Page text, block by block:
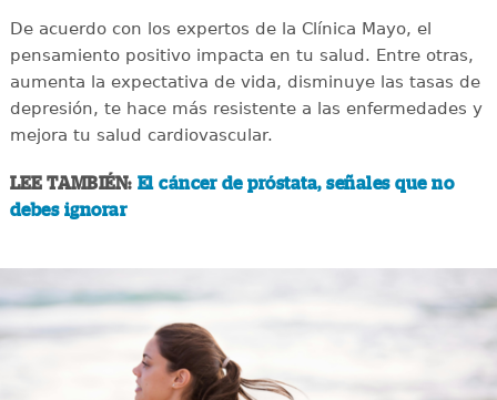
De acuerdo con los expertos de la Clínica Mayo, el
pensamiento positivo impacta en tu salud. Entre otras,
aumenta la expectativa de vida, disminuye las tasas de
depresión, te hace más resistente a las enfermedades y
mejora tu salud cardiovascular.
LEE TAMBIÉN: El cáncer de próstata, señales que no
debes ignorar